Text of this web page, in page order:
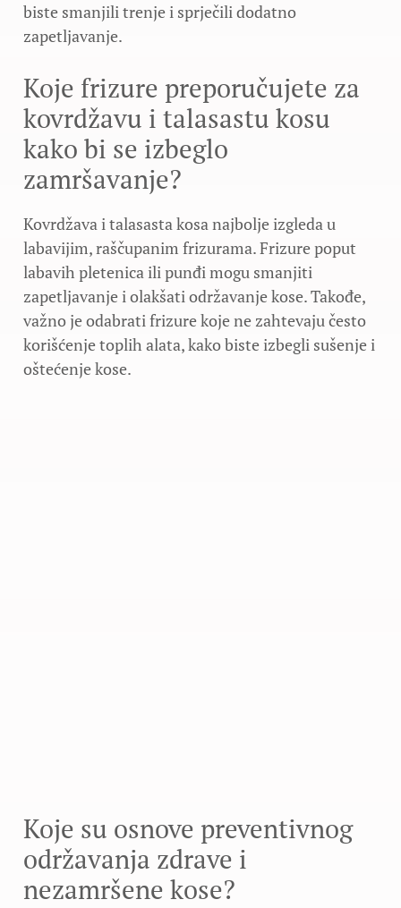
biste smanjili trenje i sprječili dodatno
zapetljavanje.
Koje frizure preporučujete za
kovrdžavu i talasastu kosu
kako bi se izbeglo
zamršavanje?
Kovrdžava i talasasta kosa najbolje izgleda u
labavijim, raščupanim frizurama. Frizure poput
labavih pletenica ili punđi mogu smanjiti
zapetljavanje i olakšati održavanje kose. Takođe,
važno je odabrati frizure koje ne zahtevaju često
korišćenje toplih alata, kako biste izbegli sušenje i
oštećenje kose.
Koje su osnove preventivnog
održavanja zdrave i
nezamršene kose?